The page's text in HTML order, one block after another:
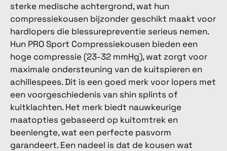
sterke medische achtergrond, wat hun
compressiekousen bijzonder geschikt maakt voor
hardlopers die blessurepreventie serieus nemen.
Hun PRO Sport Compressiekousen bieden een
hoge compressie (23-32 mmHg), wat zorgt voor
maximale ondersteuning van de kuitspieren en
achillespees. Dit is een goed merk voor lopers met
een voorgeschiedenis van shin splints of
kuitklachten. Het merk biedt nauwkeurige
maatopties gebaseerd op kuitomtrek en
beenlengte, wat een perfecte pasvorm
garandeert. Een nadeel is dat de kousen wat